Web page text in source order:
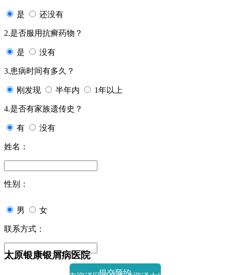
是 还没有
2.是否服用抗癣药物？
是 没有
3.患病时间有多久？
刚发现 半年内 1年以上
4.是否有家族遗传史？
有 没有
姓名：
性别：
男 女
联系方式：
太原银康银屑病医院